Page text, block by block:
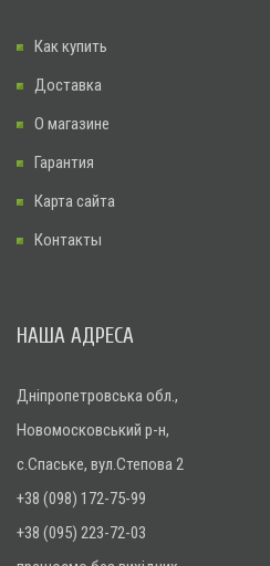
Как купить
Доставка
О магазине
Гарантия
Карта сайта
Контакты
НАША АДРЕСА
Дніпропетровська обл.,
Новомосковський р-н,
с.Спаське, вул.Степова 2
+38 (098) 172-75-99
+38 (095) 223-72-03